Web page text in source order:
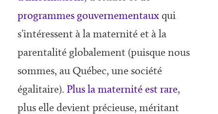
programmes gouvernementauxqui
s’intéressent à la maternité et à la
parentalité globalement (puisque nous
sommes, au Québec, une société
égalitaire). Plus la maternité est rare,
plus elle devient précieuse, méritant